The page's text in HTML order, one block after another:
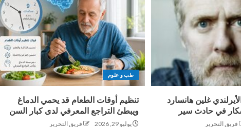
غلين هانسارد
في حادث سير
فريق التحرير
طب و علوم
تنظيم أوقات الطعام قد يحمي الدماغ
ويبطئ التراجع المعرفي لدى كبار السن
يوليو 29, 2026 فريق التحرير